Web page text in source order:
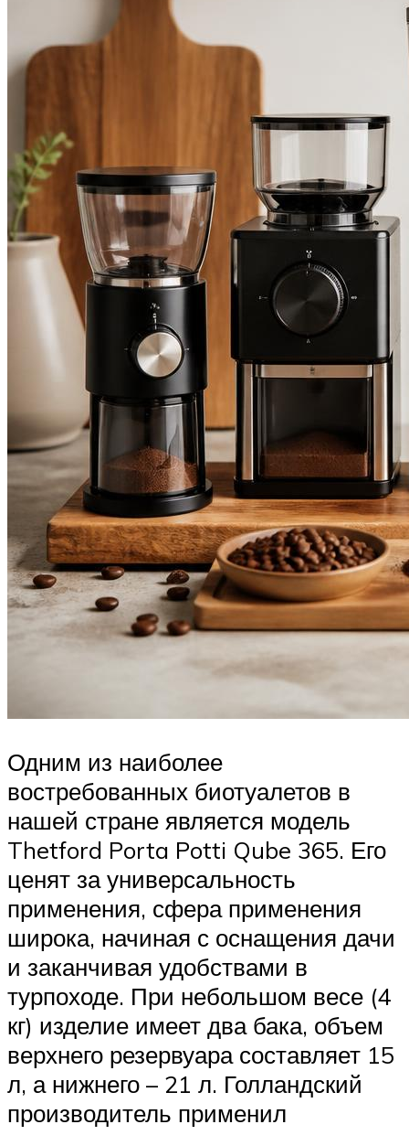
Одним из наиболее
востребованных биотуалетов в
нашей стране является модель
Thetford Porta Potti Qube 365. Его
ценят за универсальность
применения, сфера применения
широка, начиная с оснащения дачи
и заканчивая удобствами в
турпоходе. При небольшом весе (4
кг) изделие имеет два бака, объем
верхнего резервуара составляет 15
л, а нижнего – 21 л. Голландский
производитель применил